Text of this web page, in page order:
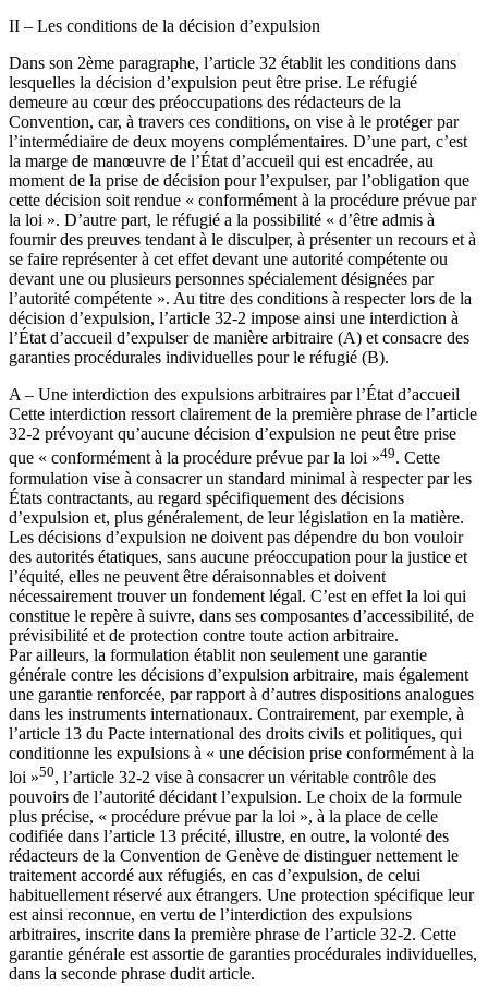
II – Les conditions de la décision d’expulsion
Dans son 2ème paragraphe, l’article 32 établit les conditions dans
lesquelles la décision d’expulsion peut être prise. Le réfugié
demeure au cœur des préoccupations des rédacteurs de la
Convention, car, à travers ces conditions, on vise à le protéger par
l’intermédiaire de deux moyens complémentaires. D’une part, c’est
la marge de manœuvre de l’État d’accueil qui est encadrée, au
moment de la prise de décision pour l’expulser, par l’obligation que
cette décision soit rendue « conformément à la procédure prévue par
la loi ». D’autre part, le réfugié a la possibilité « d’être admis à
fournir des preuves tendant à le disculper, à présenter un recours et à
se faire représenter à cet effet devant une autorité compétente ou
devant une ou plusieurs personnes spécialement désignées par
l’autorité compétente ». Au titre des conditions à respecter lors de la
décision d’expulsion, l’article 32-2 impose ainsi une interdiction à
l’État d’accueil d’expulser de manière arbitraire (A) et consacre des
garanties procédurales individuelles pour le réfugié (B).
A – Une interdiction des expulsions arbitraires par l’État d’accueil
Cette interdiction ressort clairement de la première phrase de l’article
32-2 prévoyant qu’aucune décision d’expulsion ne peut être prise
que « conformément à la procédure prévue par la loi »49. Cette
formulation vise à consacrer un standard minimal à respecter par les
États contractants, au regard spécifiquement des décisions
d’expulsion et, plus généralement, de leur législation en la matière.
Les décisions d’expulsion ne doivent pas dépendre du bon vouloir
des autorités étatiques, sans aucune préoccupation pour la justice et
l’équité, elles ne peuvent être déraisonnables et doivent
nécessairement trouver un fondement légal. C’est en effet la loi qui
constitue le repère à suivre, dans ses composantes d’accessibilité, de
prévisibilité et de protection contre toute action arbitraire.
Par ailleurs, la formulation établit non seulement une garantie
générale contre les décisions d’expulsion arbitraire, mais également
une garantie renforcée, par rapport à d’autres dispositions analogues
dans les instruments internationaux. Contrairement, par exemple, à
l’article 13 du Pacte international des droits civils et politiques, qui
conditionne les expulsions à « une décision prise conformément à la
loi »50, l’article 32-2 vise à consacrer un véritable contrôle des
pouvoirs de l’autorité décidant l’expulsion. Le choix de la formule
plus précise, « procédure prévue par la loi », à la place de celle
codifiée dans l’article 13 précité, illustre, en outre, la volonté des
rédacteurs de la Convention de Genève de distinguer nettement le
traitement accordé aux réfugiés, en cas d’expulsion, de celui
habituellement réservé aux étrangers. Une protection spécifique leur
est ainsi reconnue, en vertu de l’interdiction des expulsions
arbitraires, inscrite dans la première phrase de l’article 32-2. Cette
garantie générale est assortie de garanties procédurales individuelles,
dans la seconde phrase dudit article.